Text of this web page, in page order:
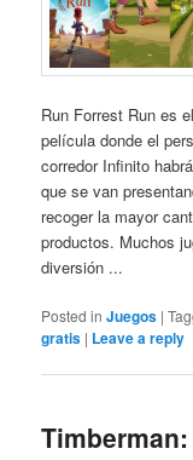
Run Forrest Run es
película donde el
corredor Infinito
que se van
recoger la mayor
productos. Muchos
diversión ...
Posted in Juegos |
gratis | Leave a reply